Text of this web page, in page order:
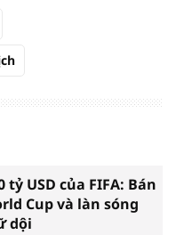
tỷ USD của FIFA: Bán
Cup và làn sóng
dội